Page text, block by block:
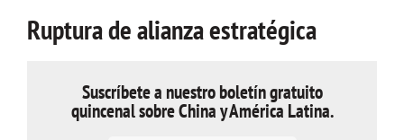
Ruptura de alianza estratégica
Suscríbete a nuestro boletín gratuito
quincenal sobre China y América Latina.